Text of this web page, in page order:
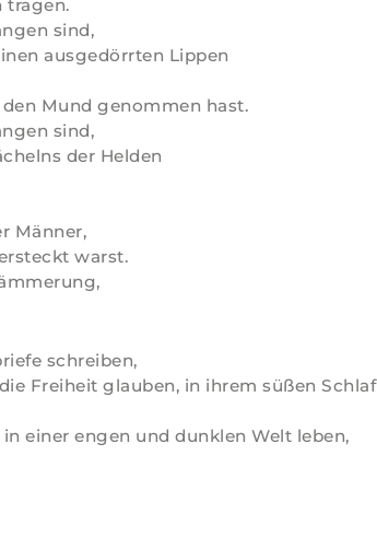
tragen.
sind,
ausgedörrten Lippen
Mund genommen hast.
sind,
der Helden
Männer,
warst.
schreiben,
Freiheit glauben, in ihrem süßen Schlaf
einer engen und dunklen Welt leben,